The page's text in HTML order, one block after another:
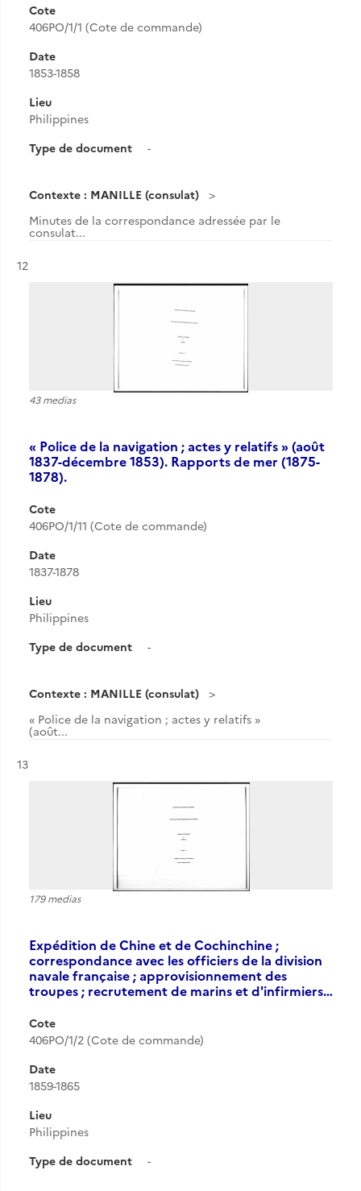
Cote
406PO/1/1 (Cote de commande)
Date
1853-1858
Lieu
Philippines
Type de document
-
Contexte : MANILLE (consulat)
Minutes de la correspondance adressée par le
consulat...
Résultat n°
12
43 medias
« Police de la navigation ; actes y relatifs » (août
1837-décembre 1853). Rapports de mer (1875-
1878).
Cote
406PO/1/11 (Cote de commande)
Date
1837-1878
Lieu
Philippines
Type de document
-
Contexte : MANILLE (consulat)
« Police de la navigation ; actes y relatifs »
(août...
Résultat n°
13
179 medias
Expédition de Chine et de Cochinchine ;
correspondance avec les officiers de la division
navale française ; approvisionnement des
troupes ; recrutement de marins et d'infirmiers…
Cote
406PO/1/2 (Cote de commande)
Date
1859-1865
Lieu
Philippines
Type de document
-